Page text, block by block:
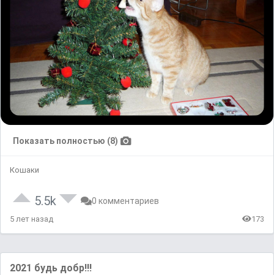
Показать полностью (8)
Кошаки
5.5k 0 комментариев
5 лет назад 173
2021 будь добр!!!